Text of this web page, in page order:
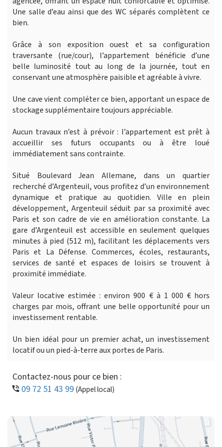
Une salle d’eau ainsi que des WC séparés complètent ce
bien.
Grâce à son exposition ouest et sa configuration
traversante (rue/cour), l’appartement bénéficie d’une
belle luminosité tout au long de la journée, tout en
conservant une atmosphère paisible et agréable à vivre.
Une cave vient compléter ce bien, apportant un espace de
stockage supplémentaire toujours appréciable.
Aucun travaux n’est à prévoir : l’appartement est prêt à
accueillir ses futurs occupants ou à être loué
immédiatement sans contrainte.
Situé Boulevard Jean Allemane, dans un quartier
recherché d’Argenteuil, vous profitez d’un environnement
dynamique et pratique au quotidien. Ville en plein
développement, Argenteuil séduit par sa proximité avec
Paris et son cadre de vie en amélioration constante. La
gare d’Argenteuil est accessible en seulement quelques
minutes à pied (512 m), facilitant les déplacements vers
Paris et La Défense. Commerces, écoles, restaurants,
services de santé et espaces de loisirs se trouvent à
proximité immédiate.
Valeur locative estimée : environ 900 € à 1 000 € hors
charges par mois, offrant une belle opportunité pour un
investissement rentable.
Un bien idéal pour un premier achat, un investissement
locatif ou un pied-à-terre aux portes de Paris.
Contactez-nous pour ce bien :
09 72 51 43 99(Appel local)